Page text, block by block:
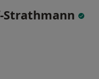
Strathmann